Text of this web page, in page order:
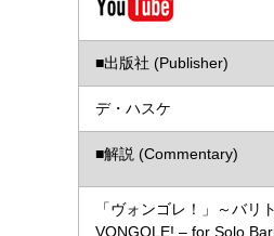
■出版社 (Publisher)
デ・ハスケ
■解説 (Commentary)
「ヴォンゴレ！」～バリ
VONGOLE! – for Solo